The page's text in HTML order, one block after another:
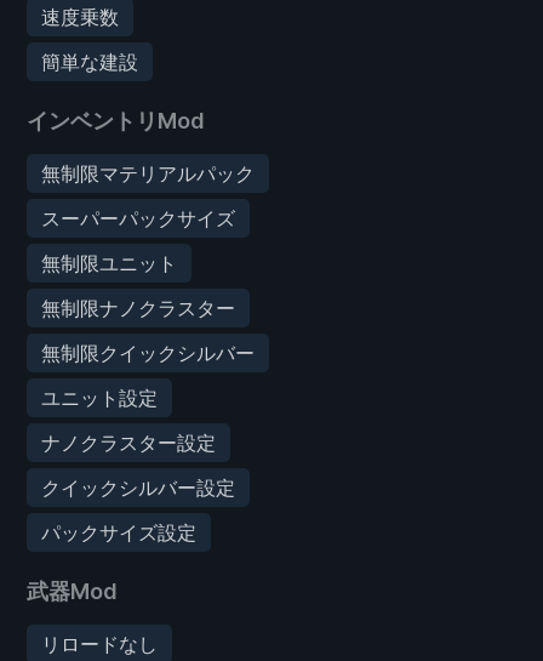
速度乗数
簡単な建設
インベントリMod
無制限マテリアルパック
スーパーパックサイズ
無制限ユニット
無制限ナノクラスター
無制限クイックシルバー
ユニット設定
ナノクラスター設定
クイックシルバー設定
パックサイズ設定
武器Mod
リロードなし